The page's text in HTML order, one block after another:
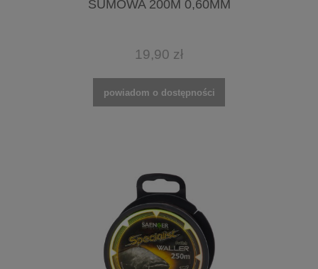
SUMOWA 200M 0,60MM
19,90 zł
powiadom o dostępności